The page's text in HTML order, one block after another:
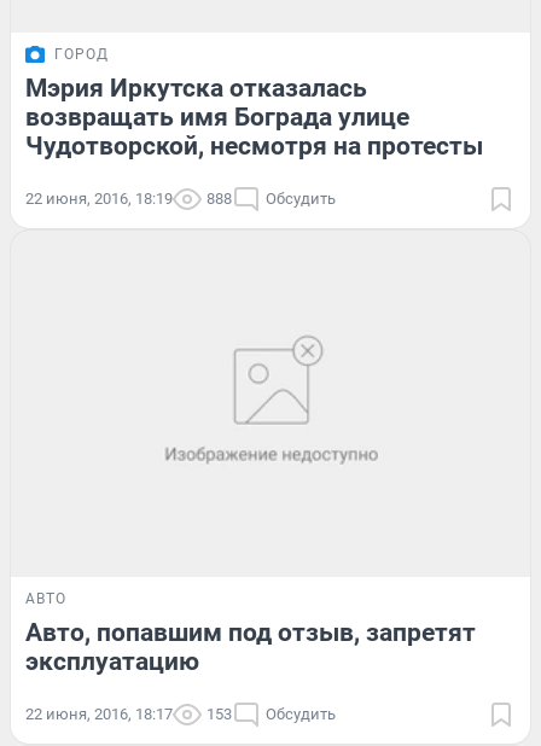
ГОРОД
Мэрия Иркутска отказалась
возвращать имя Бограда улице
Чудотворской, несмотря на протесты
22 июня, 2016, 18:19 888 Обсудить
АВТО
Авто, попавшим под отзыв, запретят
эксплуатацию
22 июня, 2016, 18:17 153 Обсудить